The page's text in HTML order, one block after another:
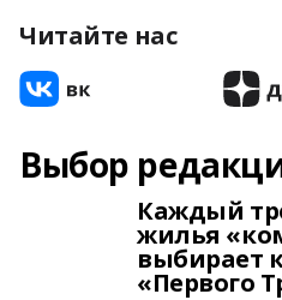
Читайте нас
Выбор
Каждый
жилья
выбирает
«Первого